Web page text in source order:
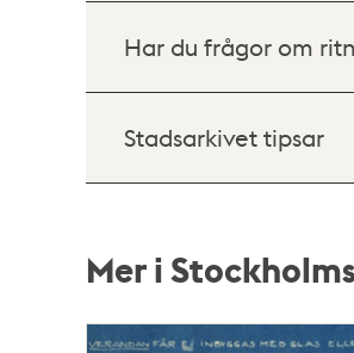
Har du frågor om
Stadsarkivet tipsar
Mer i
Relaterade